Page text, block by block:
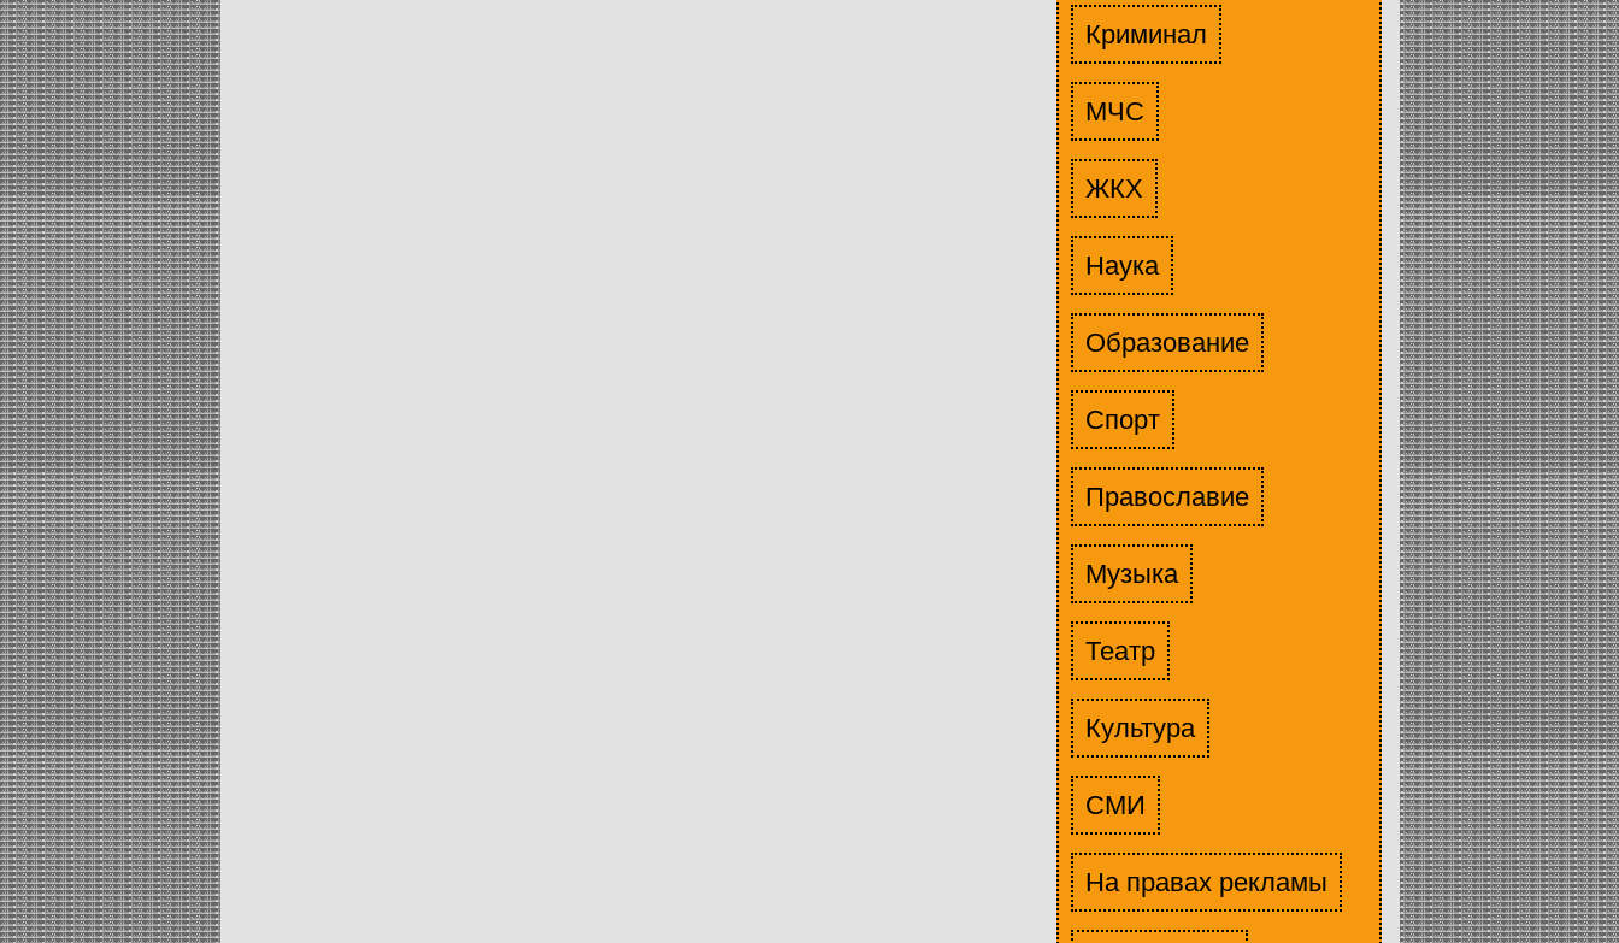
Криминал
МЧС
ЖКХ
Наука
Образование
Спорт
Православие
Музыка
Театр
Культура
СМИ
На правах рекламы